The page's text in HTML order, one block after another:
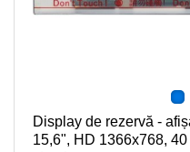
Display de rezervă -
15,6", HD 1366x768,